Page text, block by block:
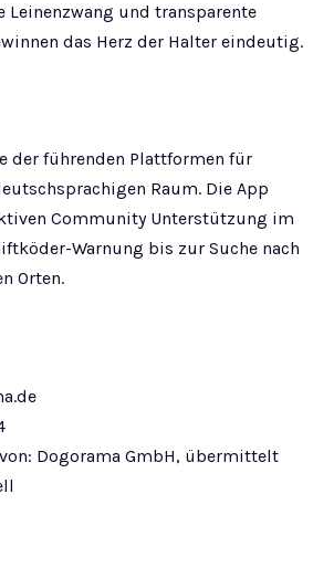
Leinenzwang und transparente
das Herz der Halter eindeutig.
der führenden Plattformen für
Raum. Die App
Community Unterstützung im
Warnung bis zur Suche nach
Orten.
Dogorama GmbH, übermittelt